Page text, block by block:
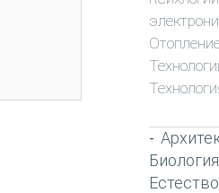
-
Биология